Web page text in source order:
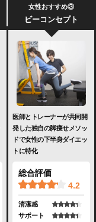
女性おすすめ③
ビーコンセプト
医師とトレーナーが共同開
発した独自の脚痩せメソッ
ドで女性の下半身ダイエッ
トに特化
総合評価
4.2
清潔感
サポート